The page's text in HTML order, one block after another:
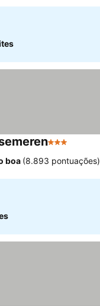
3 Estrelas
boa (8.893 pontuações)